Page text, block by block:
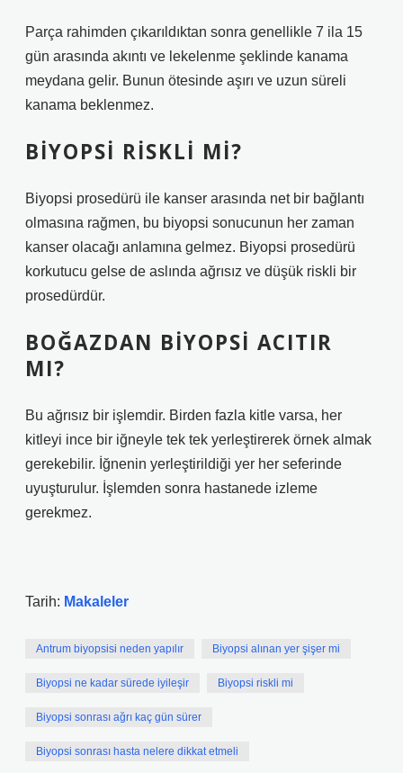
Parça rahimden çıkarıldıktan sonra genellikle 7 ila 15
gün arasında akıntı ve lekelenme şeklinde kanama
meydana gelir. Bunun ötesinde aşırı ve uzun süreli
kanama beklenmez.
BIYOPSI RISKLI MI?
Biyopsi prosedürü ile kanser arasında net bir bağlantı
olmasına rağmen, bu biyopsi sonucunun her zaman
kanser olacağı anlamına gelmez. Biyopsi prosedürü
korkutucu gelse de aslında ağrısız ve düşük riskli bir
prosedürdür.
BOĞAZDAN BIYOPSI ACITIR
MI?
Bu ağrısız bir işlemdir. Birden fazla kitle varsa, her
kitleyi ince bir iğneyle tek tek yerleştirerek örnek almak
gerekebilir. İğnenin yerleştirildiği yer her seferinde
uyuşturulur. İşlemden sonra hastanede izleme
gerekmez.
Tarih: Makaleler
Antrum biyopsisi neden yapılır Biyopsi alınan yer şişer mi
Biyopsi ne kadar sürede iyileşir Biyopsi riskli mi
Biyopsi sonrası ağrı kaç gün sürer
Biyopsi sonrası hasta nelere dikkat etmeli